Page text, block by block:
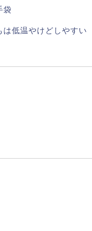
袋
低温やけどしやすい